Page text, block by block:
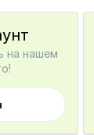
на нашем